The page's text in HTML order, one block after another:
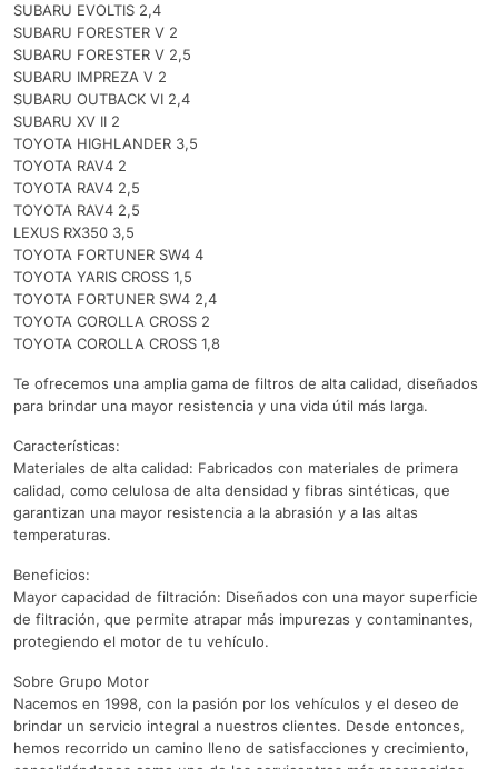
SUBARU EVOLTIS 2,4
SUBARU FORESTER V 2
SUBARU FORESTER V 2,5
SUBARU IMPREZA V 2
SUBARU OUTBACK VI 2,4
SUBARU XV II 2
TOYOTA HIGHLANDER 3,5
TOYOTA RAV4 2
TOYOTA RAV4 2,5
TOYOTA RAV4 2,5
LEXUS RX350 3,5
TOYOTA FORTUNER SW4 4
TOYOTA YARIS CROSS 1,5
TOYOTA FORTUNER SW4 2,4
TOYOTA COROLLA CROSS 2
TOYOTA COROLLA CROSS 1,8
Te ofrecemos una amplia gama de filtros de alta calidad, diseñados
para brindar una mayor resistencia y una vida útil más larga.
Características:
Materiales de alta calidad: Fabricados con materiales de primera
calidad, como celulosa de alta densidad y fibras sintéticas, que
garantizan una mayor resistencia a la abrasión y a las altas
temperaturas.
Beneficios:
Mayor capacidad de filtración: Diseñados con una mayor superficie
de filtración, que permite atrapar más impurezas y contaminantes,
protegiendo el motor de tu vehículo.
Sobre Grupo Motor
Nacemos en 1998, con la pasión por los vehículos y el deseo de
brindar un servicio integral a nuestros clientes. Desde entonces,
hemos recorrido un camino lleno de satisfacciones y crecimiento,